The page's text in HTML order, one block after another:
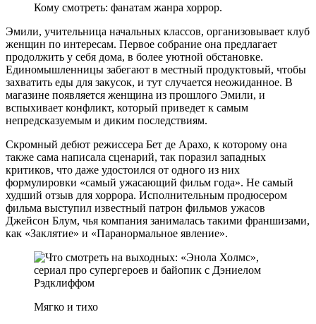
Кому смотреть: фанатам жанра хоррор.
Эмили, учительница начальных классов, организовывает клуб
женщин по интересам. Первое собрание она предлагает
продолжить у себя дома, в более уютной обстановке.
Единомышленницы забегают в местный продуктовый, чтобы
захватить еды для закусок, и тут случается неожиданное. В
магазине появляется женщина из прошлого Эмили, и
вспыхивает конфликт, который приведет к самым
непредсказуемым и диким последствиям.
Скромный дебют режиссера Бет де Арахо, к которому она
также сама написала сценарий, так поразил западных
критиков, что даже удостоился от одного из них
формулировки «самый ужасающий фильм года». Не самый
худший отзыв для хоррора. Исполнительным продюсером
фильма выступил известный патрон фильмов ужасов
Джейсон Блум, чья компания занималась такими франшизами,
как «Заклятие» и «Паранормальное явление».
Мягко и тихо